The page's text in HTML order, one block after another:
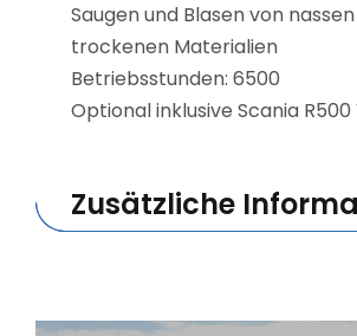
Saugen und Blasen von
trockenen Materialien
Betriebsstunden: 6500
Optional inklusive Scania R500
Zusätzliche